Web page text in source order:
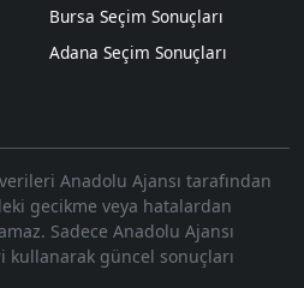
Bursa Seçim Sonuçları
Adana Seçim Sonuçları
Anadolu Ajansı tarafından
gecikme veya hatalardan
Sadece Anadolu Ajansı
güncel sonuçları